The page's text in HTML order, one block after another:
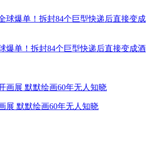
爆单！拆封84个巨型快递后直接变成酒
展 默默绘画60年无人知晓